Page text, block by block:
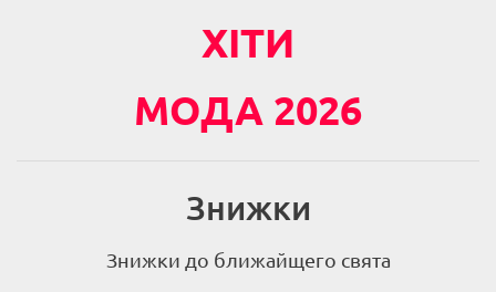
ХІТИ
МОДА 2026
Знижки
Знижки до ближайщего свята